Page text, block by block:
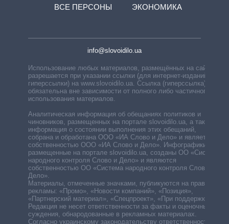
ВСЕ ПЕРСОНЫ
ЭКОНОМИКА
info@slovoidilo.ua
Использование любых материалов, размещённых на сайте,
разрешается при указании ссылки (для интернет-изданий —
гиперссылки) на www.slovoidilo.ua. Ссылка (гиперссылка)
обязательна вне зависимости от полного либо частичного
использования материалов.
Аналитическая информация об обещаниях политиков и
чиновников, размещенных на портале slovoidilo.ua, а также
информация о состоянии выполнения этих обещаний,
собрана и обработана ООО «ИА Слово и Дело» и является
собственностью ООО «ИА Слово и Дело». Инфографики,
размещенные на портале slovoidilo.ua, созданы ОО «Система
народного контроля Слово и Дело» и являются
собственностью ОО «Система народного контроля Слово и
Дело».
Материалы, отмеченные значками, публикуются на правах
рекламы: «Промо», «Новости компаний», «Позиция»,
«Партнерский материал», «Спецпроект», «При поддержке».
Редакция не несет ответственности за факты и оценочные
суждения, обнародованные в рекламных материалах.
Согласно украинскому законодательству ответственность за